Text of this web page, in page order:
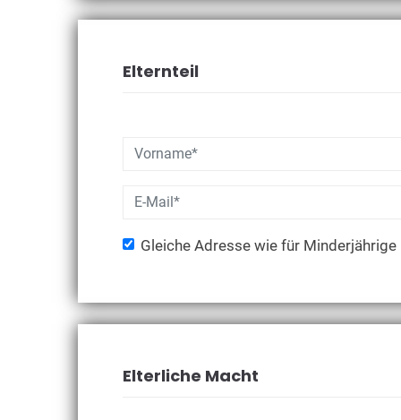
Elternteil
Gleiche Adresse wie für Minderjährige
Elterliche Macht